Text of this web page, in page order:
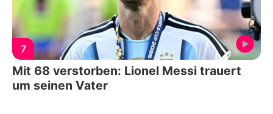
7
Mit 68 verstorben: Lionel Messi trauert
um seinen Vater